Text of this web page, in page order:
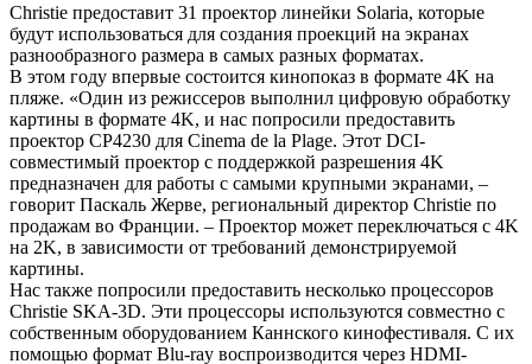
Christie предоставит 31 проектор линейки Solaria, которые
будут использоваться для создания проекций на экранах
разнообразного размера в самых разных форматах.
В этом году впервые состоится кинопоказ в формате 4K на
пляже. «Один из режиссеров выполнил цифровую обработку
картины в формате 4K, и нас попросили предоставить
проектор CP4230 для Cinema de la Plage. Этот DCI-
совместимый проектор с поддержкой разрешения 4K
предназначен для работы с самыми крупными экранами, –
говорит Паскаль Жерве, региональный директор Christie по
продажам во Франции. – Проектор может переключаться с 4K
на 2K, в зависимости от требований демонстрируемой
картины.
Нас также попросили предоставить несколько процессоров
Christie SKA-3D. Эти процессоры используются совместно с
собственным оборудованием Каннского кинофестиваля. С их
помощью формат Blu-ray воспроизводится через HDMI-